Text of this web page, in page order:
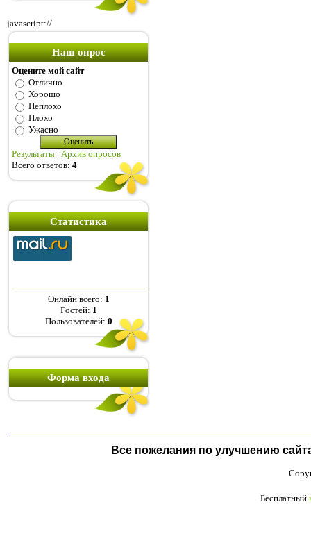
javascript://
Наш опрос
Оцените мой сайт
Отлично
Хорошо
Неплохо
Плохо
Ужасно
Результаты | Архив опросов
Всего ответов: 4
Статистика
Онлайн всего: 1
Гостей: 1
Пользователей: 0
Форма входа
Все пожелания по улучшению
Бесплатный